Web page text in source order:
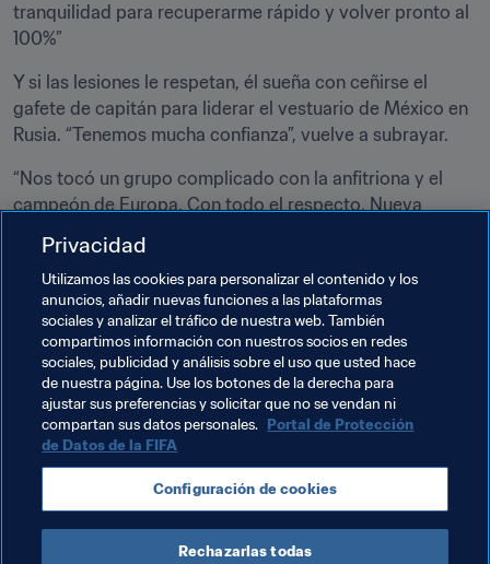
tranquilidad para recuperarme rápido y volver pronto al
100%”
Y si las lesiones le respetan, él sueña con ceñirse el
gafete de capitán para liderar el vestuario de México en
Rusia. “Tenemos mucha confianza”, vuelve a subrayar.
“Nos tocó un grupo complicado con la anfitriona y el
campeón de Europa. Con todo el respecto, Nueva
en nuestras posibilidades. México está necesitado de
dar ese salto de calidad a nivel internacional en una
Copa Confederaciones, en una Copa América, en un
Mundial… Ésta es una prueba idónea para demostrar que
México ha dado ese salto de calidad y veremos de qué
estamos hechos en esta Confederaciones”.
Temas relacionados
México Concacaf
Privacidad
Utilizamos las cookies para personalizar el contenido y los
anuncios, añadir nuevas funciones a las plataformas
sociales y analizar el tráfico de nuestra web. También
compartimos información con nuestros socios en redes
sociales, publicidad y análisis sobre el uso que usted hace
de nuestra página. Use los botones de la derecha para
ajustar sus preferencias y solicitar que no se vendan ni
compartan sus datos personales. Portal de Protección
de Datos de la FIFA
Configuración de cookies
Rechazarlas todas